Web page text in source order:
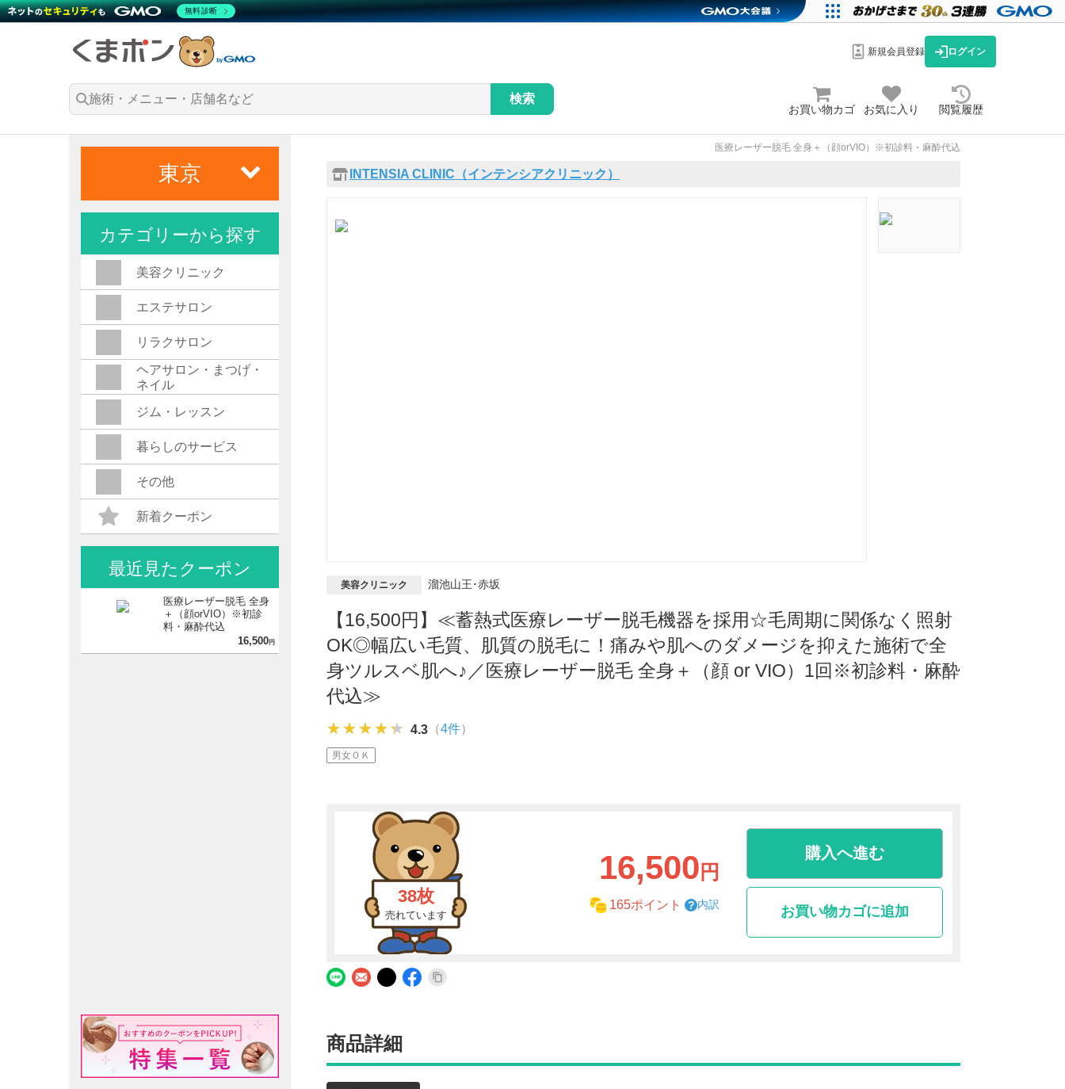
新規会員登録 ログイン
検索
お買い物カゴ お気に入り 閲覧履歴
医療レーザー脱毛 全身＋（顔orVIO）※初診料・麻酔代込
INTENSIA CLINIC（インテンシアクリニック）
美容クリニック 溜池山王･赤坂
【16,500円】≪蓄熱式医療レーザー脱毛機器を採用☆毛周期に関係なく照射
OK◎幅広い毛質、肌質の脱毛に！痛みや肌へのダメージを抑えた施術で全
身ツルスベ肌へ♪／医療レーザー脱毛 全身＋（顔 or VIO）1回※初診料・麻酔
代込≫
★★★★★
★★★★★
★★★★★ 4.3 （4件）
男女ＯＫ
38枚
売れています
16,500 円
165ポイント 内訳
購入へ進む
お買い物カゴに追加
商品詳細
東京
カテゴリーから探す
美容クリニック
エステサロン
リラクサロン
ヘアサロン・まつげ・
ネイル
ジム・レッスン
暮らしのサービス
その他
新着クーポン
最近見たクーポン
医療レーザー脱毛 全身
＋（顔orVIO）※初診
料・麻酔代込
16,500円
無料診断